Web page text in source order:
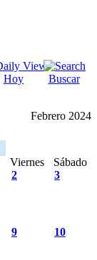
Hoy Buscar
Febrero 2024
Viernes
Sábado
2 3
9 10